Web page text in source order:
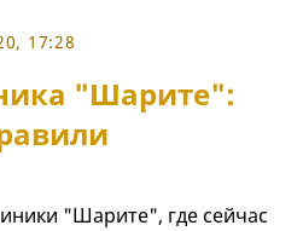
17:28
"Шарите":
"Шарите", где сейчас